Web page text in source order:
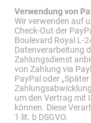
Verwendung von
Wir verwenden auf
Check-Out der
Boulevard Royal L-
Datenverarbeitung
Zahlungsdienst
von Zahlung via
PayPal oder
um den Vertrag mit
können. Diese
1 lit. b DSGVO.